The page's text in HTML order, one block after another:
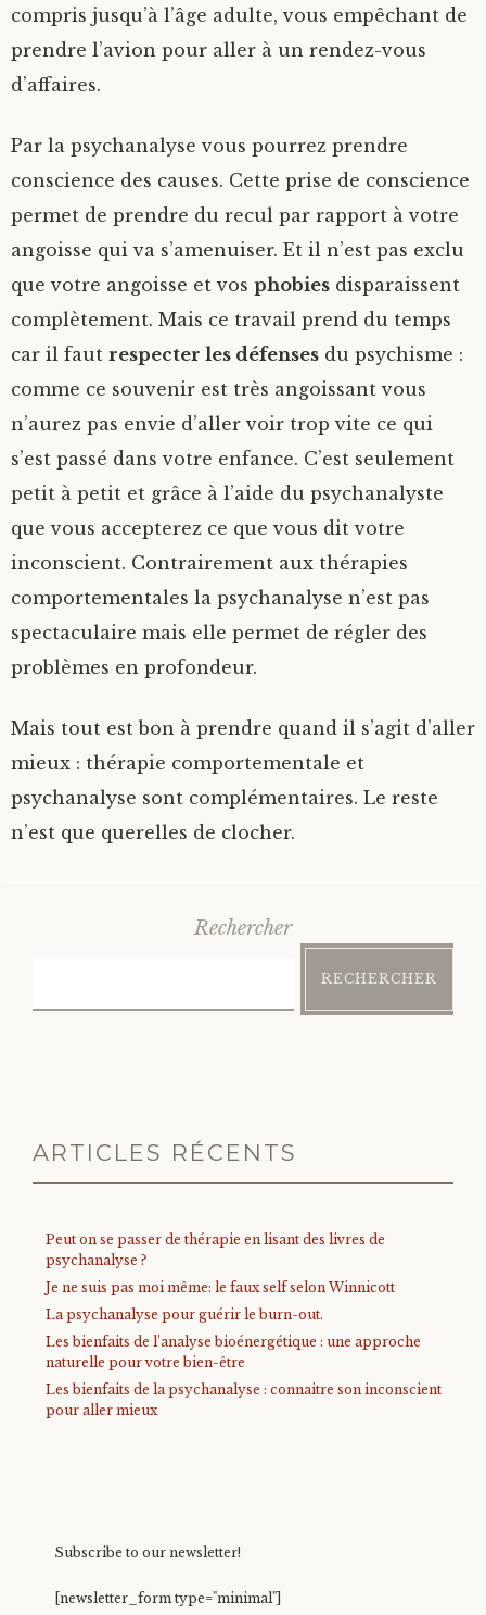
compris jusqu’à l’âge adulte, vous empêchant de
prendre l’avion pour aller à un rendez-vous
d’affaires.
Par la psychanalyse vous pourrez prendre
conscience des causes. Cette prise de conscience
permet de prendre du recul par rapport à votre
angoisse qui va s’amenuiser. Et il n’est pas exclu
que votre angoisse et vos phobies disparaissent
complètement. Mais ce travail prend du temps
car il faut respecter les défenses du psychisme :
comme ce souvenir est très angoissant vous
n’aurez pas envie d’aller voir trop vite ce qui
s’est passé dans votre enfance. C’est seulement
petit à petit et grâce à l’aide du psychanalyste
que vous accepterez ce que vous dit votre
inconscient. Contrairement aux thérapies
comportementales la psychanalyse n’est pas
spectaculaire mais elle permet de régler des
problèmes en profondeur.
Mais tout est bon à prendre quand il s’agit d’aller
mieux : thérapie comportementale et
psychanalyse sont complémentaires. Le reste
n’est que querelles de clocher.
Rechercher
RECHERCHER
ARTICLES RÉCENTS
Peut on se passer de thérapie en lisant des livres de
psychanalyse ?
Je ne suis pas moi même: le faux self selon Winnicott
La psychanalyse pour guérir le burn-out.
Les bienfaits de l’analyse bioénergétique : une approche
naturelle pour votre bien-être
Les bienfaits de la psychanalyse : connaitre son inconscient
pour aller mieux
Subscribe to our newsletter!
[newsletter_form type="minimal"]